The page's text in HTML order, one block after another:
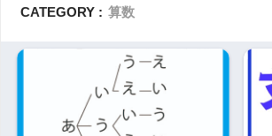
CATEGORY : 算数